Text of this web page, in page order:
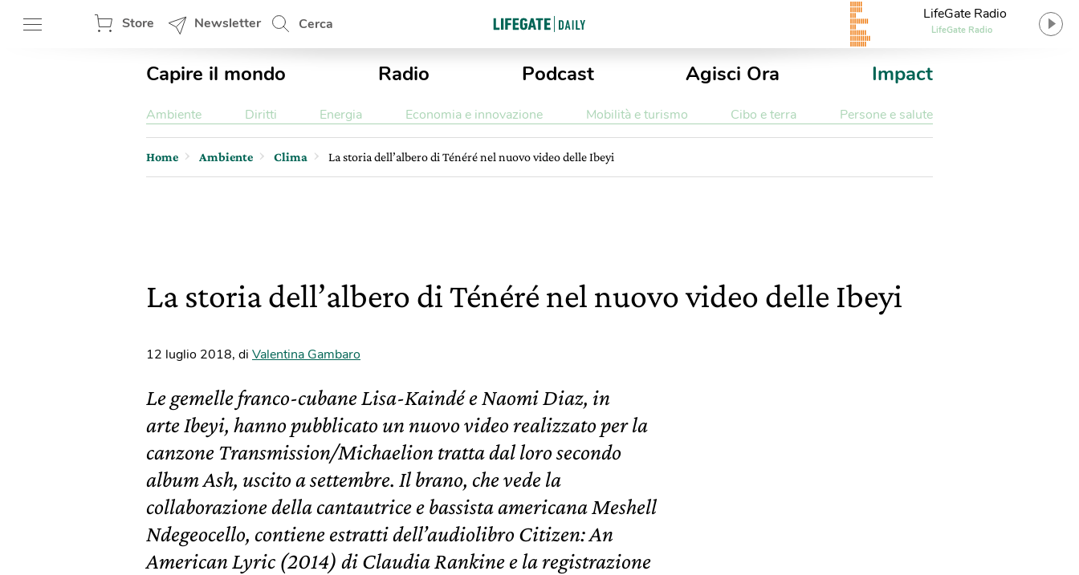
Store Newsletter Cerca
LifeGate Radio
LifeGate Radio
Capire il mondo Radio Podcast Agisci Ora Impact
Ambiente Diritti Energia Economia e innovazione Mobilità e turismo Cibo e terra Persone e salute
Home Ambiente Clima La storia dell’albero di Ténéré nel nuovo video delle Ibeyi
La storia dell’albero di Ténéré nel nuovo video delle Ibeyi
12 luglio 2018, di Valentina Gambaro
Le gemelle franco-cubane Lisa-Kaindé e Naomi Diaz, in
arte Ibeyi, hanno pubblicato un nuovo video realizzato per la
canzone Transmission/Michaelion tratta dal loro secondo
album Ash, uscito a settembre. Il brano, che vede la
collaborazione della cantautrice e bassista americana Meshell
Ndegeocello, contiene estratti dell’audiolibro Citizen: An
American Lyric (2014) di Claudia Rankine e la registrazione